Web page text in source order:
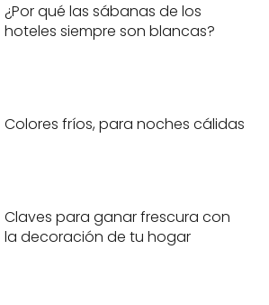
¿Por qué las sábanas de los
hoteles siempre son blancas?
Colores fríos, para noches cálidas
Claves para ganar frescura con
la decoración de tu hogar